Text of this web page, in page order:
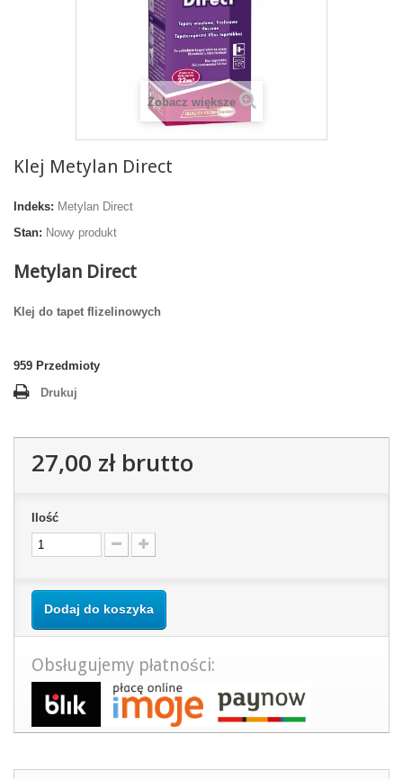
Zobacz większe
Klej Metylan Direct
Indeks: Metylan Direct
Stan: Nowy produkt
Metylan Direct
Klej do tapet flizelinowych
959 Przedmioty
Drukuj
27,00 złbrutto
Ilość
Dodaj do koszyka
Obsługujemy płatności: